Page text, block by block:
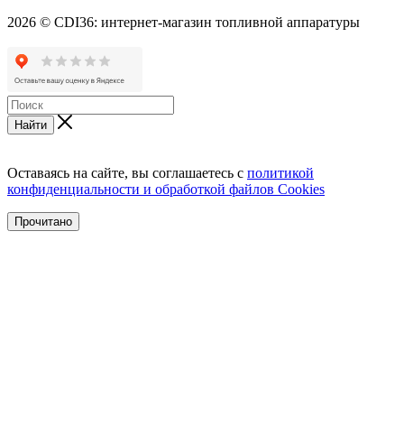
2026 © CDI36: интернет-магазин топливной аппаратуры
Найти
Оставаясь на сайте, вы соглашаетесь с политикой
конфиденциальности и обработкой файлов Cookies
Прочитано